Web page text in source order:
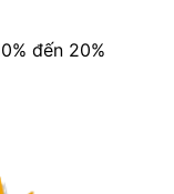
đến 20%